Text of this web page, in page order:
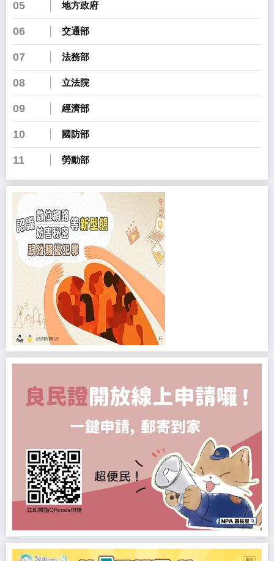
05 地方政府
06 交通部
07 法務部
08 立法院
09 經濟部
10 國防部
11 勞動部